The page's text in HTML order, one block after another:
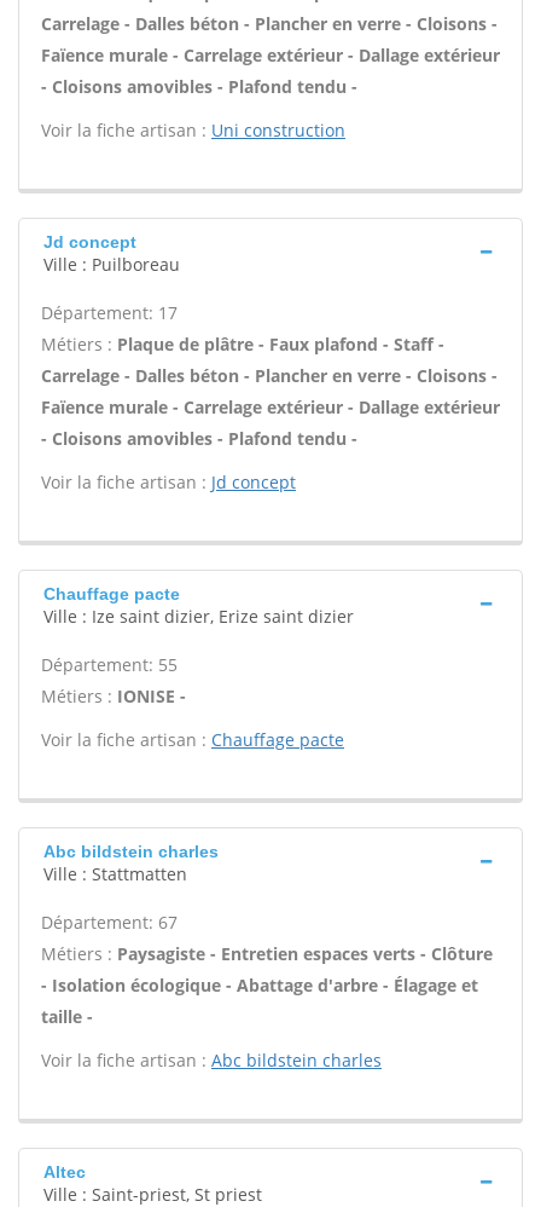
Carrelage - Dalles béton - Plancher en verre - Cloisons -
Faïence murale - Carrelage extérieur - Dallage extérieur
- Cloisons amovibles - Plafond tendu -
Voir la fiche artisan : Uni construction
Jd concept
Ville : Puilboreau
Département: 17
Métiers : Plaque de plâtre - Faux plafond - Staff -
Carrelage - Dalles béton - Plancher en verre - Cloisons -
Faïence murale - Carrelage extérieur - Dallage extérieur
- Cloisons amovibles - Plafond tendu -
Voir la fiche artisan : Jd concept
Chauffage pacte
Ville : Ize saint dizier, Erize saint dizier
Département: 55
Métiers : IONISE -
Voir la fiche artisan : Chauffage pacte
Abc bildstein charles
Ville : Stattmatten
Département: 67
Métiers : Paysagiste - Entretien espaces verts - Clôture
- Isolation écologique - Abattage d'arbre - Élagage et
taille -
Voir la fiche artisan : Abc bildstein charles
Altec
Ville : Saint-priest, St priest